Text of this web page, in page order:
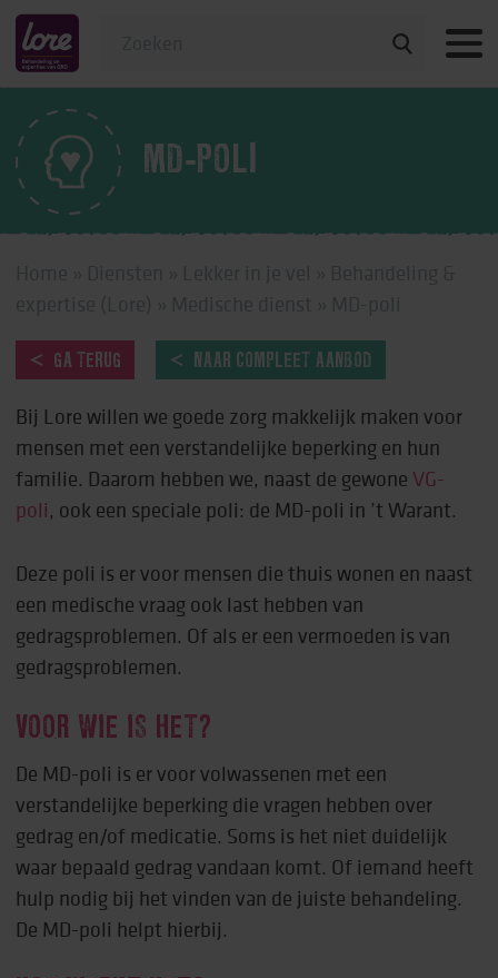
Veelgestelde vragen
MD-POLI
GA TERUG NAAR COMPLEET AANBOD
Bij Lore willen we goede zorg makkelijk maken voor
mensen met een verstandelijke beperking en hun
familie. Daarom hebben we, naast de gewone VG-
poli, ook een speciale poli: de MD-poli in ’t Warant.
Deze poli is er voor mensen die thuis wonen en naast
een medische vraag ook last hebben van
gedragsproblemen. Of als er een vermoeden is van
gedragsproblemen.
VOOR WIE IS HET?
De MD-poli is er voor volwassenen met een
verstandelijke beperking die vragen hebben over
gedrag en/of medicatie. Soms is het niet duidelijk
waar bepaald gedrag vandaan komt. Of iemand heeft
hulp nodig bij het vinden van de juiste behandeling.
De MD-poli helpt hierbij.